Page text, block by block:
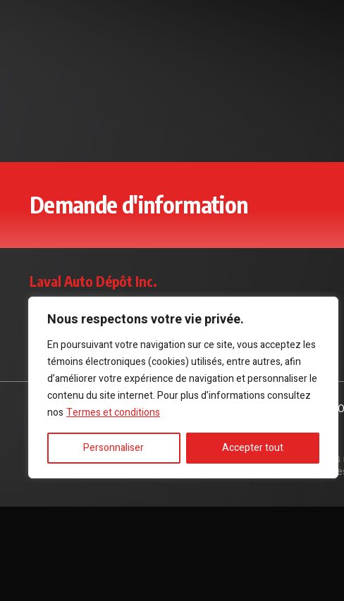
Nous respectons votre vie privée.
En poursuivant votre navigation sur ce site, vous acceptez les
témoins électroniques (cookies) utilisés, entre autres, afin
d’améliorer votre expérience de navigation et personnaliser le
contenu du site internet. Pour plus d’informations consultez
nos Termes et conditions
Personnaliser Accepter tout
Demande d'information
Laval Auto Dépôt Inc.
2998 boul Dagenais Ouest, Laval (Québec), H7P 1T1
(450) 625-7333
ACCUEIL INVENTAIRE CONTACTEZ-
Termes et conditions| © Tous droits réservés 2026
Association
AMVOQ ne se tient pas responsable du contenu, de la publicité et